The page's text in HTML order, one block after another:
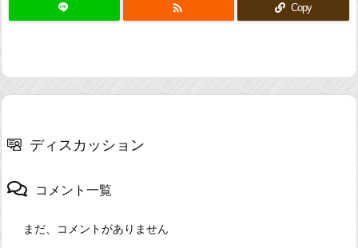
 Copy
ディスカッション
コメント一覧
まだ、コメントがありません